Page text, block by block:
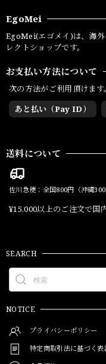
EgoMei
EgoMei(エゴメイ)は、海
レクトショップです。
お支払い方法について
次の方法がご利用頂けます。
あと払い（Pay ID）
送料について
佐川急便：全国800円（沖縄
¥15,000以上のご注文で国
SEARCH
NOTICE
プライバシーポリシー
特定商取引法に基づく表